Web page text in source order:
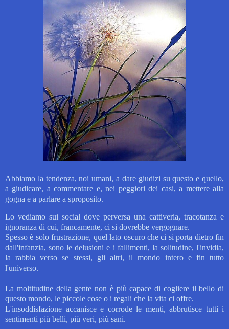
Abbiamo la tendenza, noi umani, a dare giudizi su questo e quello,
a giudicare, a commentare e, nei peggiori dei casi, a mettere alla
gogna e a parlare a sproposito.
Lo vediamo sui social dove perversa una cattiveria, tracotanza e
ignoranza di cui, francamente, ci si dovrebbe vergognare.
Spesso è solo frustrazione, quel lato oscuro che ci si porta dietro fin
dall'infanzia, sono le delusioni e i fallimenti, la solitudine, l'invidia,
la rabbia verso se stessi, gli altri, il mondo intero e fin tutto
l'universo.
La moltitudine della gente non è più capace di cogliere il bello di
questo mondo, le piccole cose o i regali che la vita ci offre.
L'insoddisfazione accanisce e corrode le menti, abbrutisce tutti i
sentimenti più belli, più veri, più sani.